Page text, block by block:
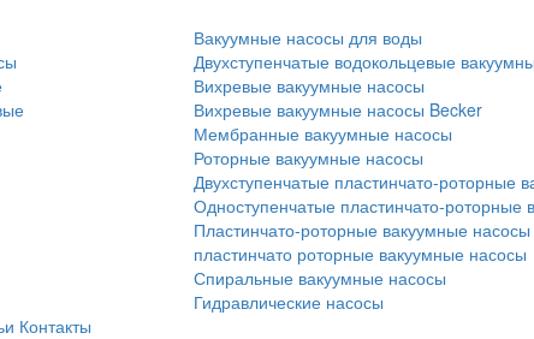
Вакуумные насосы для воды
Двухступенчатые водокольцевые
Вихревые вакуумные насосы
Вихревые вакуумные насосы Becker
Мембранные вакуумные насосы
Роторные вакуумные насосы
Двухступенчатые пластинчато-роторные
Одноступенчатые пластинчато-роторные
Пластинчато-роторные вакуумные
пластинчато роторные вакуумные насосы
Спиральные вакуумные насосы
Гидравлические насосы
Контакты